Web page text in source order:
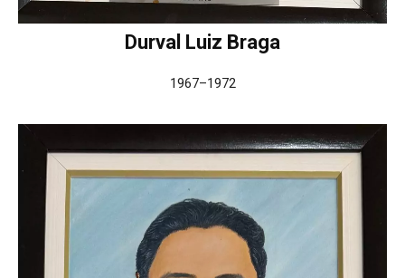
Durval Luiz Braga
1967–1972